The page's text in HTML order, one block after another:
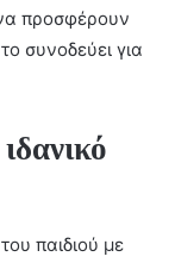
προσφέρουν
συνοδεύει για
παιδιού με